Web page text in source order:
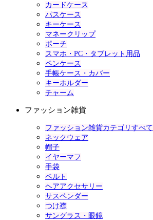
カードケース
パスケース
キーケース
マネークリップ
ポーチ
スマホ・PC・タブレット用品
ペンケース
手帳ケース・カバー
キーホルダー
チャーム
ファッション雑貨
ファッション雑貨カテゴリすべて
ネックウェア
帽子
イヤーマフ
手袋
ベルト
ヘアアクセサリー
サスペンダー
つけ襟
サングラス・眼鏡